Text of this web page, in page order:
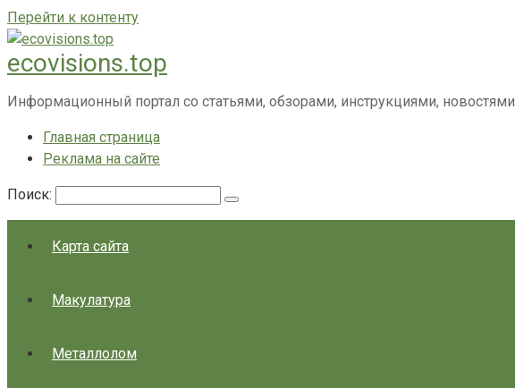
Перейти к контенту
ecovisions.top
Информационный портал со статьями, обзорами, инструкциями, новостями
Главная страница
Реклама на сайте
Поиск:
Карта сайта
Макулатура
Металлолом